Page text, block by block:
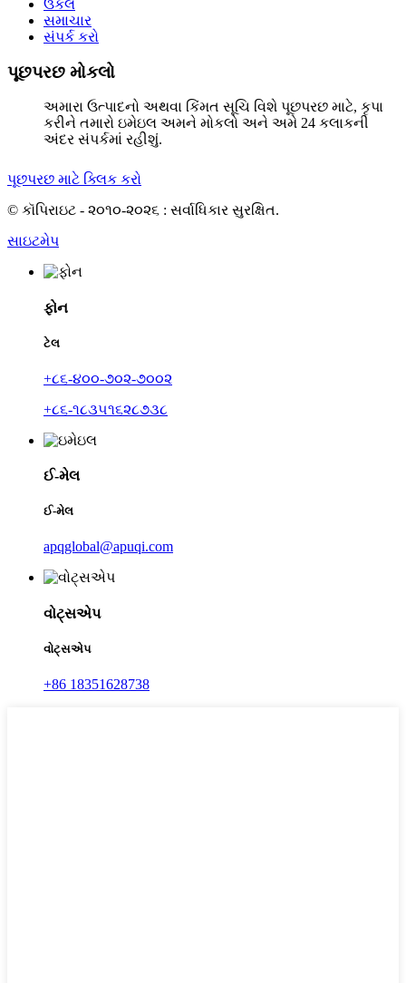
ઉકેલ
સમાચાર
સંપર્ક કરો
પૂછપરછ મોકલો
અમારા ઉત્પાદનો અથવા કિંમત સૂચિ વિશે પૂછપરછ માટે, કૃપા
કરીને તમારો ઇમેઇલ અમને મોકલો અને અમે 24 કલાકની
અંદર સંપર્કમાં રહીશું.
પૂછપરછ માટે ક્લિક કરો
© કૉપિરાઇટ - ૨૦૧૦-૨૦૨૬ : સર્વાધિકાર સુરક્ષિત.
સાઇટમેપ
ફોન
ટેલ
+૮૬-૪૦૦-૭૦૨-૭૦૦૨
+૮૬-૧૮૩૫૧૬૨૮૭૩૮
ઈ-મેલ
ઈ-મેલ
apqglobal@apuqi.com
વોટ્સએપ
વોટ્સએપ
+86 18351628738